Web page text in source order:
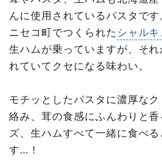
んに使用されているパスタです
ニセコ町でつくられた シャル
生ハムが乗っていますが、そ
れていてクセになる味わい。
モチッとしたパスタに濃厚なク
絡み、茸の食感にふんわりと
ズ、生ハムすべて一緒に食べる
す…！